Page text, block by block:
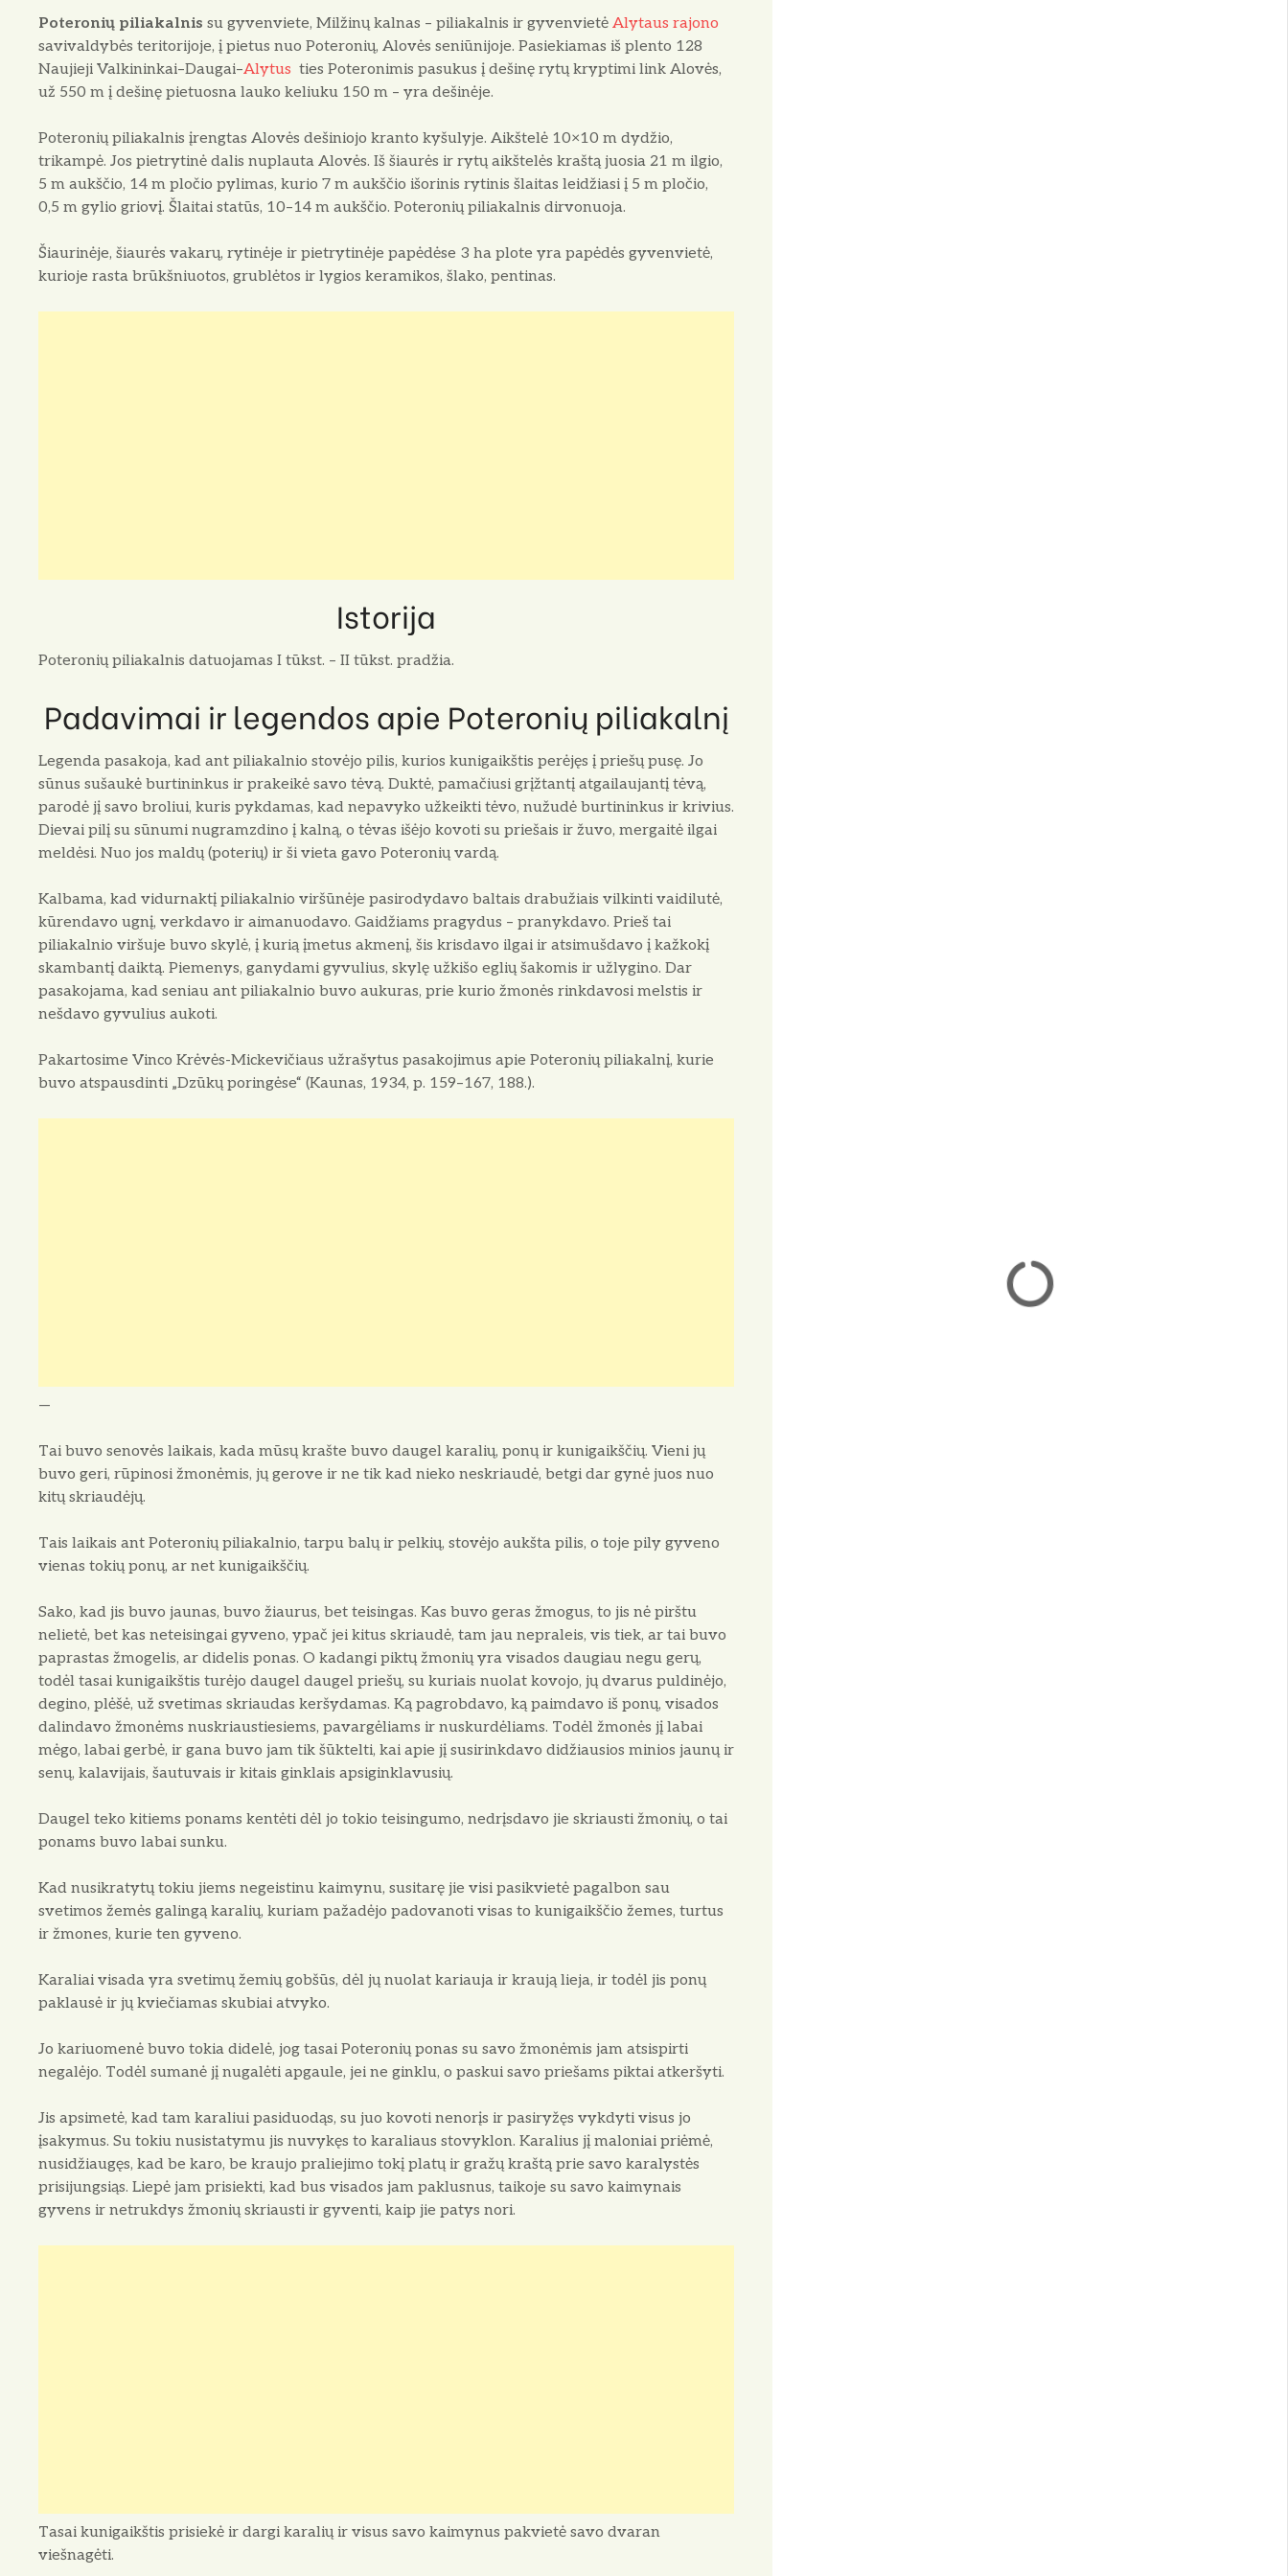
Poteronių piliakalnissu gyvenviete, Milžinų kalnas – piliakalnis ir gyvenvietėAlytaus rajono
savivaldybės teritorijoje, į pietus nuo Poteronių, Alovės seniūnijoje. Pasiekiamas iš plento 128
Naujieji Valkininkai–Daugai–Alytus ties Poteronimis pasukus į dešinę rytų kryptimi link Alovės,
už 550 m į dešinę pietuosna lauko keliuku 150 m – yra dešinėje.
Poteronių piliakalnis įrengtas Alovės dešiniojo kranto kyšulyje. Aikštelė 10×10 m dydžio,
trikampė. Jos pietrytinė dalis nuplauta Alovės. Iš šiaurės ir rytų aikštelės kraštą juosia 21 m ilgio,
5 m aukščio, 14 m pločio pylimas, kurio 7 m aukščio išorinis rytinis šlaitas leidžiasi į 5 m pločio,
0,5 m gylio griovį. Šlaitai statūs, 10–14 m aukščio. Poteronių piliakalnis dirvonuoja.
Šiaurinėje, šiaurės vakarų, rytinėje ir pietrytinėje papėdėse 3 ha plote yra papėdės gyvenvietė,
kurioje rasta brūkšniuotos, grublėtos ir lygios keramikos, šlako, pentinas.
Istorija
Poteronių piliakalnis datuojamas I tūkst. – II tūkst. pradžia.
Padavimai ir legendos apie Poteronių piliakalnį
Legenda pasakoja, kad ant piliakalnio stovėjo pilis, kurios kunigaikštis perėjęs į priešų pusę. Jo
sūnus sušaukė burtininkus ir prakeikė savo tėvą. Duktė, pamačiusi grįžtantį atgailaujantį tėvą,
parodė jį savo broliui, kuris pykdamas, kad nepavyko užkeikti tėvo, nužudė burtininkus ir krivius.
Dievai pilį su sūnumi nugramzdino į kalną, o tėvas išėjo kovoti su priešais ir žuvo, mergaitė ilgai
meldėsi. Nuo jos maldų (poterių) ir ši vieta gavo Poteronių vardą.
Kalbama, kad vidurnaktį piliakalnio viršūnėje pasirodydavo baltais drabužiais vilkinti vaidilutė,
kūrendavo ugnį, verkdavo ir aimanuodavo. Gaidžiams pragydus – pranykdavo. Prieš tai
piliakalnio viršuje buvo skylė, į kurią įmetus akmenį, šis krisdavo ilgai ir atsimušdavo į kažkokį
skambantį daiktą. Piemenys, ganydami gyvulius, skylę užkišo eglių šakomis ir užlygino. Dar
pasakojama, kad seniau ant piliakalnio buvo aukuras, prie kurio žmonės rinkdavosi melstis ir
nešdavo gyvulius aukoti.
Pakartosime Vinco Krėvės-Mickevičiaus užrašytus pasakojimus apie Poteronių piliakalnį, kurie
buvo atspausdinti „Dzūkų poringėse“ (Kaunas, 1934, p. 159–167, 188.).
—
Tai buvo senovės laikais, kada mūsų krašte buvo daugel karalių, ponų ir kunigaikščių. Vieni jų
buvo geri, rūpinosi žmonėmis, jų gerove ir ne tik kad nieko neskriaudė, betgi dar gynė juos nuo
kitų skriaudėjų.
Tais laikais ant Poteronių piliakalnio, tarpu balų ir pelkių, stovėjo aukšta pilis, o toje pily gyveno
vienas tokių ponų, ar net kunigaikščių.
Sako, kad jis buvo jaunas, buvo žiaurus, bet teisingas. Kas buvo geras žmogus, to jis nė pirštu
nelietė, bet kas neteisingai gyveno, ypač jei kitus skriaudė, tam jau nepraleis, vis tiek, ar tai buvo
paprastas žmogelis, ar didelis ponas. O kadangi piktų žmonių yra visados daugiau negu gerų,
todėl tasai kunigaikštis turėjo daugel daugel priešų, su kuriais nuolat kovojo, jų dvarus puldinėjo,
degino, plėšė, už svetimas skriaudas keršydamas. Ką pagrobdavo, ką paimdavo iš ponų, visados
dalindavo žmonėms nuskriaustiesiems, pavargėliams ir nuskurdėliams. Todėl žmonės jį labai
mėgo, labai gerbė, ir gana buvo jam tik šūktelti, kai apie jį susirinkdavo didžiausios minios jaunų ir
senų, kalavijais, šautuvais ir kitais ginklais apsiginklavusių.
Daugel teko kitiems ponams kentėti dėl jo tokio teisingumo, nedrįsdavo jie skriausti žmonių, o tai
ponams buvo labai sunku.
Kad nusikratytų tokiu jiems negeistinu kaimynu, susitarę jie visi pasikvietė pagalbon sau
svetimos žemės galingą karalių, kuriam pažadėjo padovanoti visas to kunigaikščio žemes, turtus
ir žmones, kurie ten gyveno.
Karaliai visada yra svetimų žemių gobšūs, dėl jų nuolat kariauja ir kraują lieja, ir todėl jis ponų
paklausė ir jų kviečiamas skubiai atvyko.
Jo kariuomenė buvo tokia didelė, jog tasai Poteronių ponas su savo žmonėmis jam atsispirti
negalėjo. Todėl sumanė jį nugalėti apgaule, jei ne ginklu, o paskui savo priešams piktai atkeršyti.
Jis apsimetė, kad tam karaliui pasiduodąs, su juo kovoti nenorįs ir pasiryžęs vykdyti visus jo
įsakymus. Su tokiu nusistatymu jis nuvykęs to karaliaus stovyklon. Karalius jį maloniai priėmė,
nusidžiaugęs, kad be karo, be kraujo praliejimo tokį platų ir gražų kraštą prie savo karalystės
prisijungsiąs. Liepė jam prisiekti, kad bus visados jam paklusnus, taikoje su savo kaimynais
gyvens ir netrukdys žmonių skriausti ir gyventi, kaip jie patys nori.
Tasai kunigaikštis prisiekė ir dargi karalių ir visus savo kaimynus pakvietė savo dvaran
viešnagėti.